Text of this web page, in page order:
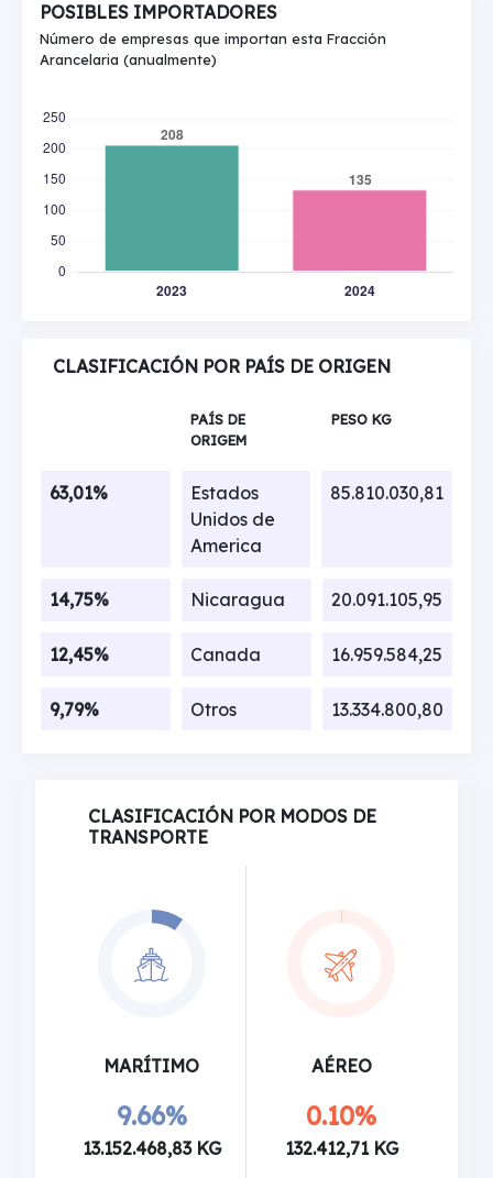
POSIBLES IMPORTADORES
Número de empresas que importan esta Fracción
Arancelaria (anualmente)
CLASIFICACIÓN POR PAÍS DE ORIGEN
PAÍS DE
ORIGEM
PESO KG
63,01%
Estados
Unidos de
America
85.810.030,81
14,75% Nicaragua 20.091.105,95
12,45% Canada 16.959.584,25
9,79% Otros 13.334.800,80
CLASIFICACIÓN POR MODOS DE
TRANSPORTE
MARÍTIMO
9.66%
13.152.468,83 KG
AÉREO
0.10%
132.412,71 KG